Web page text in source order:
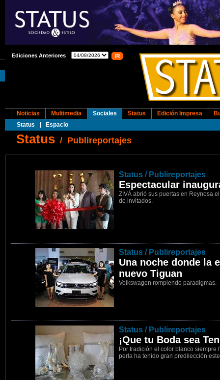
Ediciones Anteriores
Noticias Multimedia
Sociales
Status
Espacio
Status Edición Impresa
Status / Publireportajes
Status / Publireportajes
Espectacular
ZIVÁ abrió sus puertas en Reynosa
de invitados.
Status / Publireportajes
Una noche donde la
nuevo Tiguan
Volkswagen rompiendo paradigmas.
Status / Publireportajes
¡Que tu Boda sea
Por tradición el color blanco
perla ha tenido gran predilección